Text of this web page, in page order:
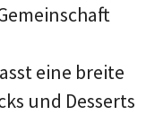
eine breite
und Desserts